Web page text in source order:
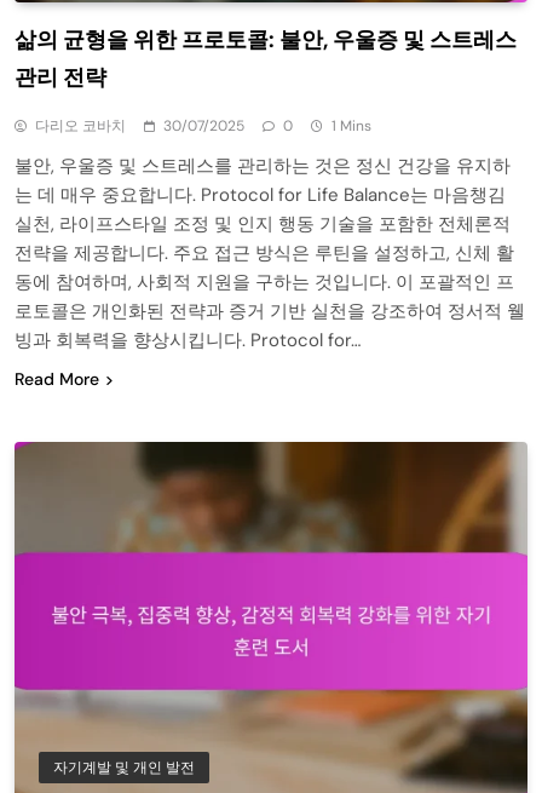
삶의 균형을 위한 프로토콜: 불안, 우울증 및 스트레스
관리 전략
다리오 코바치 30/07/2025 0 1 Mins
불안, 우울증 및 스트레스를 관리하는 것은 정신 건강을 유지하
는 데 매우 중요합니다. Protocol for Life Balance는 마음챙김
실천, 라이프스타일 조정 및 인지 행동 기술을 포함한 전체론적
전략을 제공합니다. 주요 접근 방식은 루틴을 설정하고, 신체 활
동에 참여하며, 사회적 지원을 구하는 것입니다. 이 포괄적인 프
로토콜은 개인화된 전략과 증거 기반 실천을 강조하여 정서적 웰
빙과 회복력을 향상시킵니다. Protocol for…
Read More
자기계발 및 개인 발전